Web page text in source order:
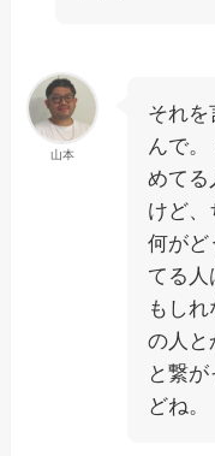
山本
それを
んで
めてる
けど、
何がど
てる人
もし
の人と
と繋
どね。